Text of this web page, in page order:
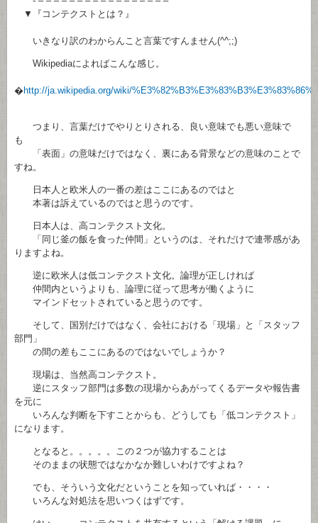
▼『コンテクストとは？』
いきなり訳のわからんこと言葉ですんません(^^;;)
Wikipediaによればこんな感じ。
�http://ja.wikipedia.org/wiki/
つまり、言葉だけでやりとりされる、良い意味でも悪い意味で
も
「表面」の意味だけではなく、裏にある背景などの意味のことで
すね。
日本人と欧米人の一番の差はここにあるのではと
本著は訴えているのではと思うのです。
日本人は、高コンテクスト文化。
「同じ釜の飯を食った仲間」というのは、それだけで連帯感があ
りますよね。
逆に欧米人は低コンテクスト文化。論理が正しければ
仲間内というよりも、論理に従って思考が働くように
マインドセットされていると思うのです。
そして、国別だけではなく、会社における「現場」と「スタッフ
部門」
の間の差もここにあるのではないでしょうか？
現場は、当然高コンテクスト。
逆にスタッフ部門は多数の現場からあがってくるデータや報告書
を元に
いろんな判断を下すことからも、どうしても「低コンテクスト」
になります。
となると。。。。。この２つが協力することは
そのままの状態ではなかなか難しいわけですよね？
でも、そういう文化だということを知っていれば・・・・
いろんな対処法を思いつくはずです。